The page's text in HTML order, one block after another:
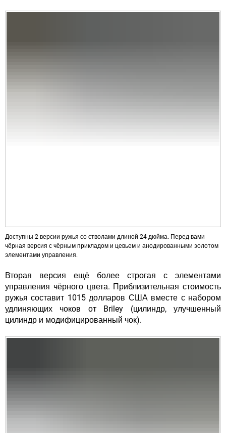
Доступны 2 версии ружья со стволами длиной 24 дюйма. Перед вами
чёрная версия с чёрным прикладом и цевьем и анодированными золотом
элементами управления.
Вторая версия ещё более строгая с элементами
управления чёрного цвета. Приблизительная стоимость
ружья составит 1015 долларов США вместе с набором
удлиняющих чоков от Briley (цилиндр, улучшенный
цилиндр и модифицированный чок).